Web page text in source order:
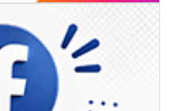
capacitações e consultorias